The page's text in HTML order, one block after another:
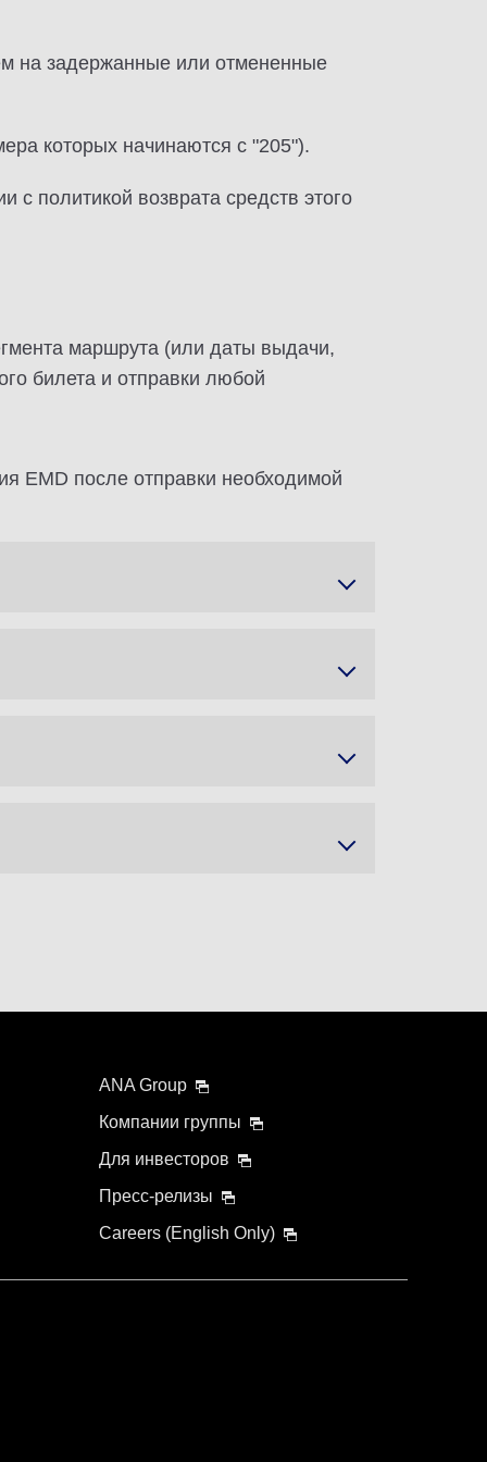
на задержанные или отмененные
которых начинаются с "205").
с политикой возврата средств этого
маршрута (или даты выдачи,
билета и отправки любой
EMD после отправки необходимой
ANA Group
Компании группы
Для инвесторов
Пресс-релизы
Careers (English Only)